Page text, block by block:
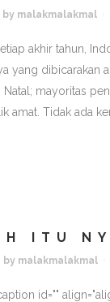
by malakmalakmal
akhir tahun,
yang dibicarakan
mayoritas
amat. Tidak ada
ITU
by malakmalakmal
id=""